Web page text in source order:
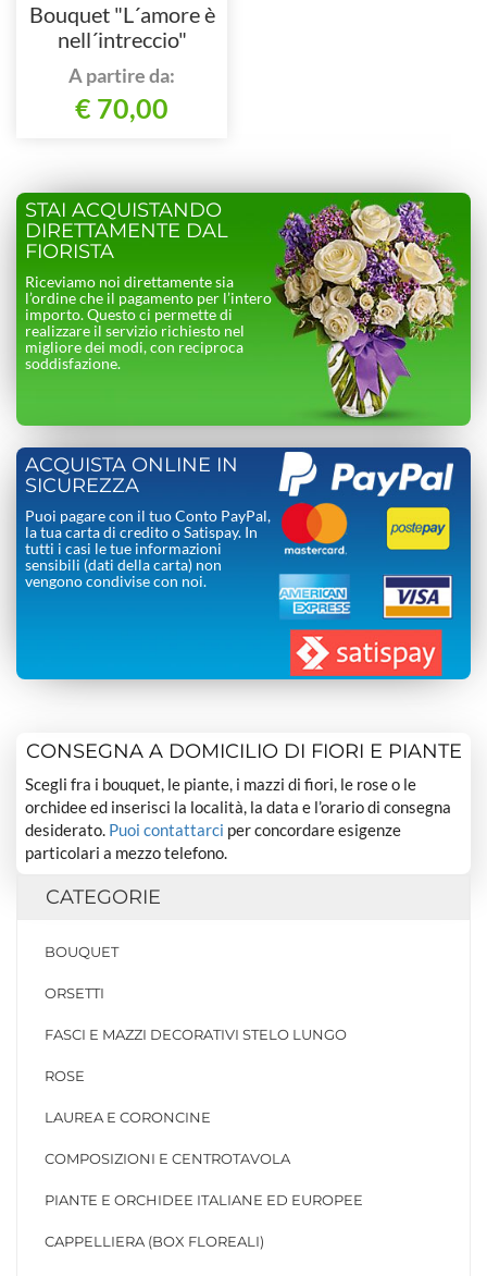
Bouquet "L´amore è
nell´intreccio"
A partire da:
€ 70,00
STAI ACQUISTANDO
DIRETTAMENTE DAL
FIORISTA
Riceviamo noi direttamente sia
l’ordine che il pagamento per l’intero
importo. Questo ci permette di
realizzare il servizio richiesto nel
migliore dei modi, con reciproca
soddisfazione.
ACQUISTA ONLINE IN
SICUREZZA
Puoi pagare con il tuo Conto PayPal,
la tua carta di credito o Satispay. In
tutti i casi le tue informazioni
sensibili (dati della carta) non
vengono condivise con noi.
CONSEGNA A DOMICILIO DI FIORI E PIANTE
Scegli fra i bouquet, le piante, i mazzi di fiori, le rose o le
orchidee ed inserisci la località, la data e l’orario di consegna
desiderato. Puoi contattarci per concordare esigenze
particolari a mezzo telefono.
CATEGORIE
BOUQUET
ORSETTI
FASCI E MAZZI DECORATIVI STELO LUNGO
ROSE
LAUREA E CORONCINE
COMPOSIZIONI E CENTROTAVOLA
PIANTE E ORCHIDEE ITALIANE ED EUROPEE
CAPPELLIERA (BOX FLOREALI)